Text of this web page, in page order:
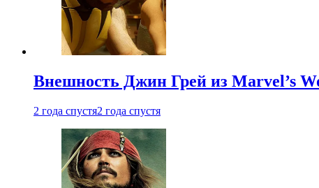
Внешность Джин Грей из Marvel’s
2 года спустя2 года спустя